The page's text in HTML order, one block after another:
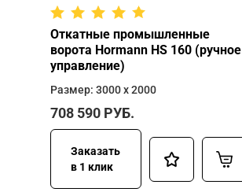
Откатные промышленные
ворота Hormann HS 160 (ручное
управление)
Размер: 3000 х 2000
708 590 РУБ.
Заказать
в 1 клик